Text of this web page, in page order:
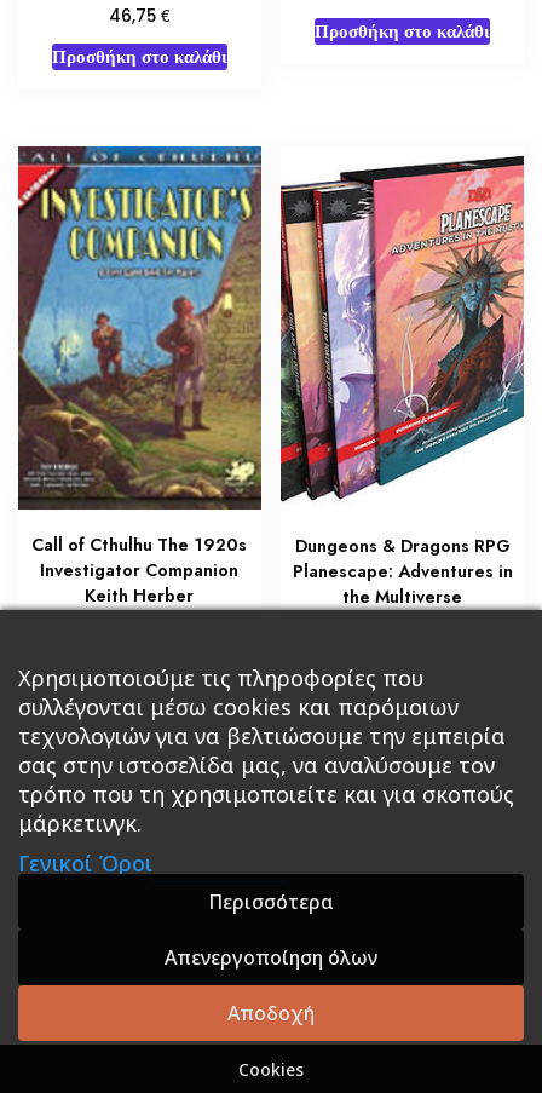
46,75 €
Προσθήκη στο καλάθι
Προσθήκη στο καλάθι
Call of Cthulhu The 1920s
Investigator Companion
Keith Herber
Προσθήκη στο καλάθι
Dungeons & Dragons RPG
Planescape: Adventures in
the Multiverse
Προσθήκη στο καλάθι
Κεντρική Βιβλία
Roleplaying Games Ψυχαγωγία Εκδόσεις Βάρδος
Σε Προσφορά
A theme by GradientThemes - A theme by Gradient
Themes
Χρησιμοποιούμε τις πληροφορίες που
συλλέγονται μέσω cookies και παρόμοιων
τεχνολογιών για να βελτιώσουμε την εμπειρία
σας στην ιστοσελίδα μας, να αναλύσουμε τον
τρόπο που τη χρησιμοποιείτε και για σκοπούς
μάρκετινγκ.
Γενικοί Όροι
Περισσότερα
Απενεργοποίηση όλων
Αποδοχή
Cookies